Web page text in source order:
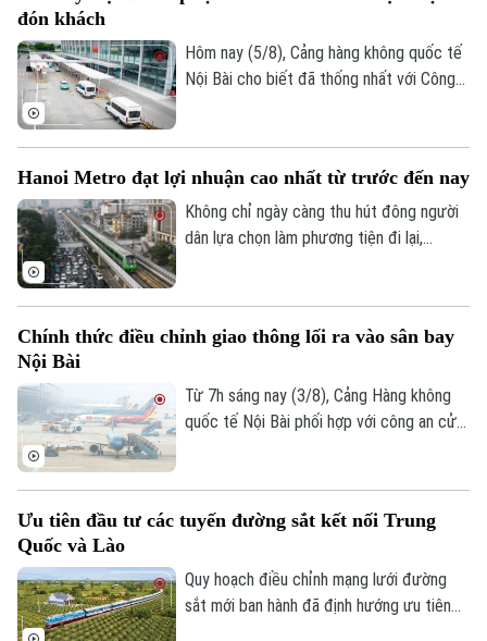
Chuyên mục
Thời sự
Hà Nội
Chính trị
Hà Nội
Nhịp sống Hà Nội
Thế giới
đón khách
Hôm nay (5/8), Cảng hàng không quốc tế
Nội Bài cho biết đã thống nhất với Công
những bất tiện.
Hanoi Metro đạt lợi nhuận cao nhất từ trước đến nay
Không chỉ ngày càng thu hút đông người
dân lựa chọn làm phương tiện đi lại,
Metro đạt mức lợi nhuận cao nhất từ
đầu năm.
Chính thức điều chỉnh giao thông lối ra vào sân bay
Nội Bài
Từ 7h sáng nay (3/8), Cảng Hàng không
quốc tế Nội Bài phối hợp với công an cửa
chỉnh ngay tại lối ra - vào sân bay này
thông.
Ưu tiên đầu tư các tuyến đường sắt kết nối Trung
Quốc và Lào
Quy hoạch điều chỉnh mạng lưới đường
sắt mới ban hành đã định hướng ưu tiên